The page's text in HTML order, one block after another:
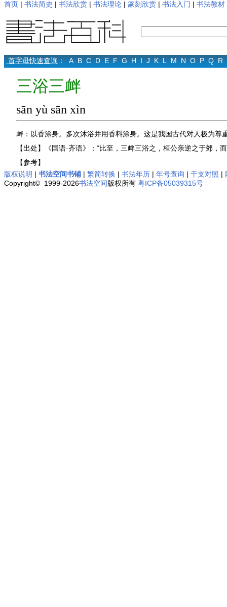
首页 | 书法简史 | 书法欣赏 | 书法理论 | 篆刻欣赏 | 书法入门 | 书法教材
首字母快速查询： A B C D E F G H I J K L M N O P Q R
三浴三衅
sān yù sān xìn
衅：以香涂身。多次沐浴并用香料涂身。这是我国古代对人极为尊
【出处】《国语·齐语》：“比至，三衅三浴之，桓公亲逆之于郊，
【参考】
版权说明 | 书法空间书铺 | 繁简转换 | 书法年历 | 年号查询 | 干支对照 |
Copyright© 1999-2026书法空间版权所有 粤ICP备05039315号